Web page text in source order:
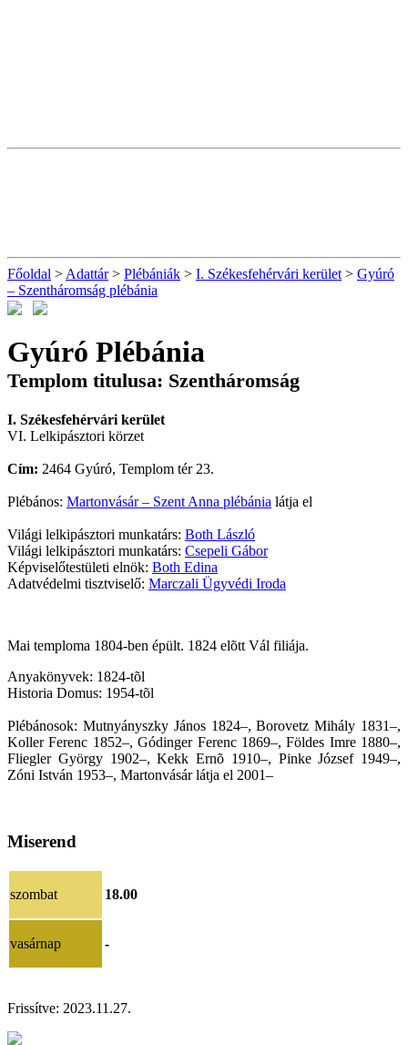
Főoldal > Adattár> Plébániák > I. Székesfehérvári kerület > Gyúró
– Szentháromság plébánia
Gyúró Plébánia
Templom titulusa: Szentháromság
I. Székesfehérvári kerület
VI. Lelkipásztori körzet
Cím: 2464 Gyúró, Templom tér 23.
Plébános: Martonvásár – Szent Anna plébánia látja el
Világi lelkipásztori munkatárs: Both László
Világi lelkipásztori munkatárs: Csepeli Gábor
Képviselőtestületi elnök: Both Edina
Adatvédelmi tisztviselő: Marczali Ügyvédi Iroda
Mai temploma 1804-ben épült. 1824 elõtt Vál filiája.
Anyakönyvek: 1824-tõl
Historia Domus: 1954-tõl
Plébánosok: Mutnyányszky János 1824–, Borovetz Mihály 1831–,
Koller Ferenc 1852–, Gódinger Ferenc 1869–, Földes Imre 1880–,
Fliegler György 1902–, Kekk Ernõ 1910–, Pinke József 1949–,
Zóni István 1953–, Martonvásár látja el 2001–
Miserend
szombat 18.00
vasárnap -
Frissítve: 2023.11.27.